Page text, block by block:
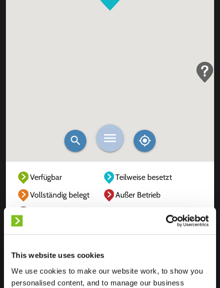
This website uses cookies
We use cookies to make our website work, to show you
personalised content, and to manage our business
Verfügbar
Teilweise besetzt
Vollständig belegt
Außer Betrieb
Standort
Van Limburg